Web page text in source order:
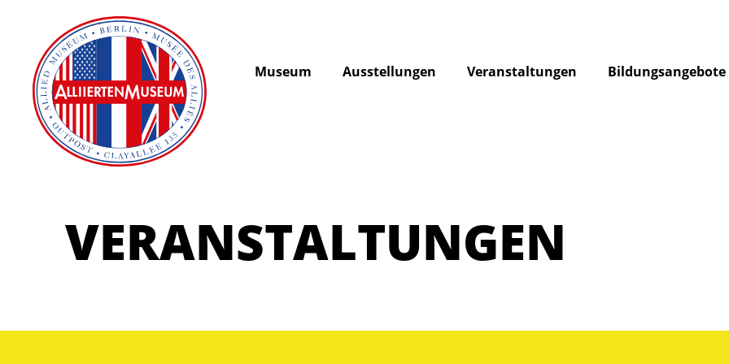
Museum Ausstellungen Veranstaltungen Bildungsangebote
VERANSTALTUNGEN